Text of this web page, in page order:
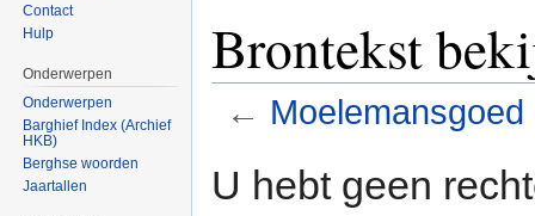
Brontekst
← Moelemansgoed
U hebt geen
Contact
Hulp
Onderwerpen
Onderwerpen
Barghief Index (Archief
HKB)
Berghse woorden
Jaartallen